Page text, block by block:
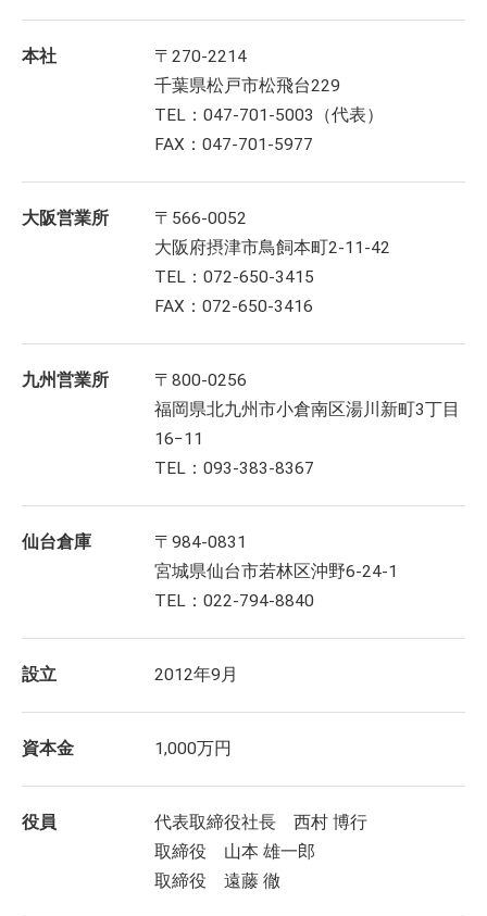
本社
〒270-2214
千葉県松戸市松飛台229
TEL：047-701-5003（代表）
FAX：047-701-5977
大阪営業所
〒566-0052
大阪府摂津市鳥飼本町2-11-42
TEL：072-650-3415
FAX：072-650-3416
九州営業所
〒800-0256
福岡県北九州市小倉南区湯川新町3丁目
16−11
TEL：093-383-8367
仙台倉庫
〒984-0831
宮城県仙台市若林区沖野6-24-1
TEL：022-794-8840
設立 2012年9月
資本金 1,000万円
役員
代表取締役社長 西村 博行
取締役 山本 雄一郎
取締役 遠藤 徹